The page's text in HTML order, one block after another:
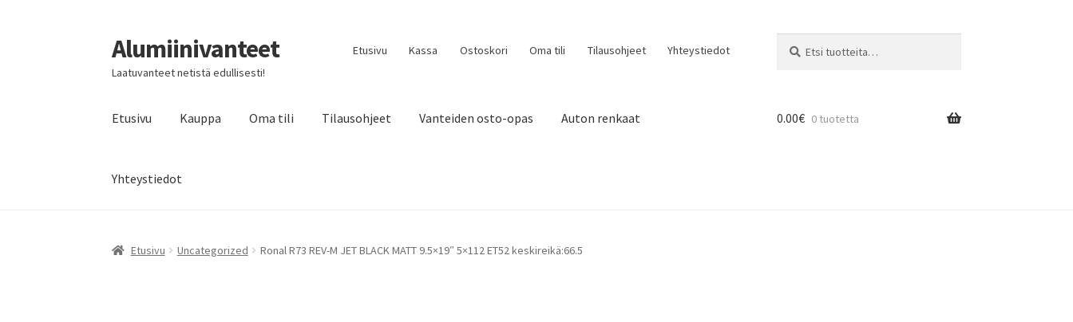
Siirry
navigointiin
Siirry
sisältöön
Alumiinivanteet
Laatuvanteet netistä edullisesti!
Etusivu Kassa Ostoskori Oma tili Tilausohjeet Yhteystiedot
Etusivu Kauppa Oma tili Tilausohjeet Vanteiden osto-opas Auton renkaat
Yhteystiedot
0.00€ 0 tuotetta
Etusivu Uncategorized Ronal R73 REV-M JET BLACK MATT 9.5×19″ 5×112 ET52 keskireikä:66.5